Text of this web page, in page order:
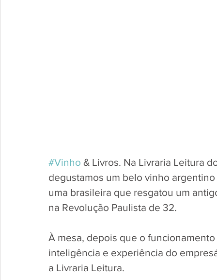
#Vinho & Livros. Na Livraria Leitura
degustamos um belo vinho
uma brasileira que resgatou um
na Revolução Paulista de 32.
À mesa, depois que o
inteligência e experiência do
a Livraria Leitura.